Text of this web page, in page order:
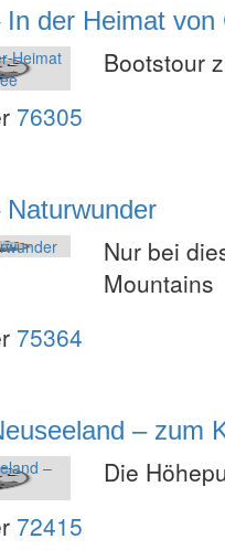
der Heimat von
Bootstour
76305
Nur bei
Mountains
75364
– zum
Die
72415